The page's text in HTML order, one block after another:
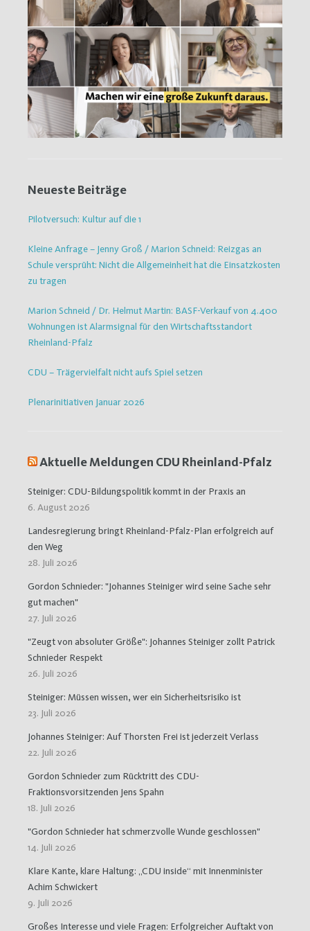
Neueste Beiträge
Pilotversuch: Kultur auf die 1
Kleine Anfrage – Jenny Groß / Marion Schneid: Reizgas an
Schule versprüht: Nicht die Allgemeinheit hat die Einsatzkosten
zu tragen
Marion Schneid / Dr. Helmut Martin: BASF-Verkauf von 4.400
Wohnungen ist Alarmsignal für den Wirtschaftsstandort
Rheinland-Pfalz
CDU – Trägervielfalt nicht aufs Spiel setzen
Plenarinitiativen Januar 2026
Aktuelle Meldungen CDU Rheinland-Pfalz
Steiniger: CDU-Bildungspolitik kommt in der Praxis an
6. August 2026
Landesregierung bringt Rheinland-Pfalz-Plan erfolgreich auf
den Weg
28. Juli 2026
Gordon Schnieder: "Johannes Steiniger wird seine Sache sehr
gut machen"
27. Juli 2026
"Zeugt von absoluter Größe": Johannes Steiniger zollt Patrick
Schnieder Respekt
26. Juli 2026
Steiniger: Müssen wissen, wer ein Sicherheitsrisiko ist
23. Juli 2026
Johannes Steiniger: Auf Thorsten Frei ist jederzeit Verlass
22. Juli 2026
Gordon Schnieder zum Rücktritt des CDU-
Fraktionsvorsitzenden Jens Spahn
18. Juli 2026
"Gordon Schnieder hat schmerzvolle Wunde geschlossen"
14. Juli 2026
Klare Kante, klare Haltung: „CDU inside“ mit Innenminister
Achim Schwickert
9. Juli 2026
Großes Interesse und viele Fragen: Erfolgreicher Auftakt von